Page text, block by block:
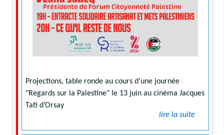
Projections, table ronde au cours d’une journée
"Regards sur la Palestine" le 13 juin au cinéma Jacques
Tati d’Orsay
lire la suite